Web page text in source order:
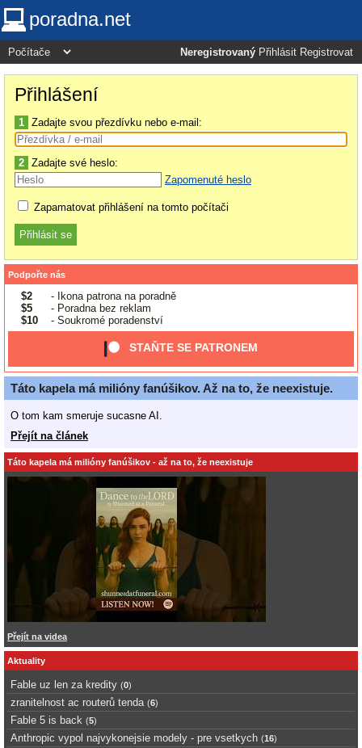
poradna.net
Neregistrovaný Přihlásit Registrovat
Přihlášení
1 Zadajte svou přezdívku nebo e-mail:
2 Zadajte své heslo:
Zapomenuté heslo
Zapamatovat přihlášení na tomto počítači
Podpořte nás
$2
- Ikona patrona na poradně
$5
- Poradna bez reklam
$10
- Soukromé poradenství
STAŇTE SE PATRONEM
Táto kapela má milióny fanúšikov. Až na to, že neexistuje.
O tom kam smeruje sucasne AI.
Přejít na článek
Táto kapela má milióny fanúšikov - až na to, že neexistuje
Přejít na videa
Aktuality
Fable uz len za kredity (0)
zranitelnost ac routerů tenda (6)
Fable 5 is back (5)
Anthropic vypol najvykonejsie modely - pre vsetkych (16)